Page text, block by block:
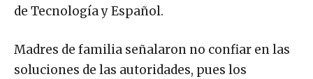
de Tecnología y Español.
Madres de familia señalaron no confiar en las
soluciones de las autoridades, pues los